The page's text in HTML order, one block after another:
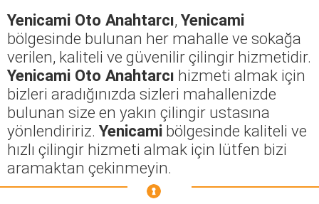
Yenicami Oto Anahtarcı, Yenicami
bölgesinde bulunan her mahalle ve sokağa
verilen, kaliteli ve güvenilir çilingir hizmetidir.
Yenicami Oto Anahtarcı hizmeti almak için
bizleri aradığınızda sizleri mahallenizde
bulunan size en yakın çilingir ustasına
yönlendiririz. Yenicami bölgesinde kaliteli ve
hızlı çilingir hizmeti almak için lütfen bizi
aramaktan çekinmeyin.